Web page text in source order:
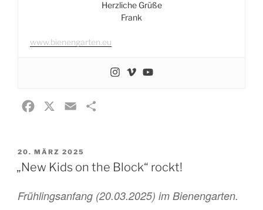
Herzliche Grüße
Frank
www.bienengarten.eu
e
b
i
l
e
VERÖFFENTLICHT
AM
20. MÄRZ 2025
„New Kids on the Block“ rockt!
Frühlingsanfang (20.03.2025) im Bienengarten.